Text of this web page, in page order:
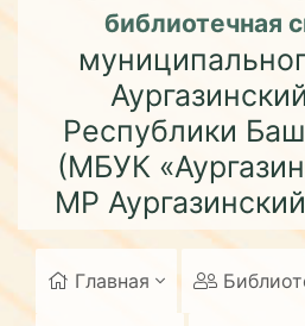
библиотечная
Республики
(МБУК
МР
Главная